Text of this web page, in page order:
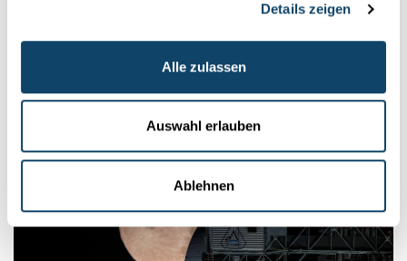
Details zeigen
Alle zulassen
Auswahl erlauben
Ablehnen
d’Wëssenschaftlerbis haut!
FNR